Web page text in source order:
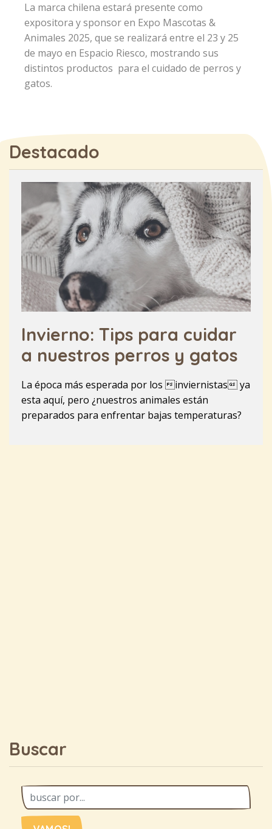
La marca chilena estará presente como
expositora y sponsor en Expo Mascotas &
Animales 2025, que se realizará entre el 23 y 25
de mayo en Espacio Riesco, mostrando sus
distintos productos para el cuidado de perros y
gatos.
Destacado
Invierno: Tips para cuidar
a nuestros perros y gatos
La época más esperada por los inviernistas ya
esta aquí, pero ¿nuestros animales están
preparados para enfrentar bajas temperaturas?
Buscar